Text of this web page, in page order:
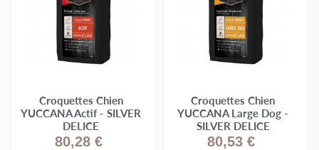
Yuccana, c’est aussi l’assurance de donner à votre
compagnon une alimentation complète et équilibrée.
Ces croquettes sont élaborées et conditionnées en
France à partir de matières premières de qualité
Premium, rigoureusement sélectionnées chez les
bénéficie de l’utilisation de technologies de pointe qui
garantissent la qualité et la traçabilité des
croquettes.
Croquettes Chien
YUCCANA Actif - SILVER
DELICE
80,28 €
Croquettes Chien
YUCCANA Large Dog -
SILVER DELICE
80,53 €